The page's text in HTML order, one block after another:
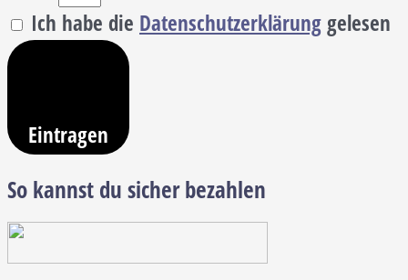
Ich habe die Datenschutzerklärunggelesen
Eintragen
So kannst du sicher bezahlen